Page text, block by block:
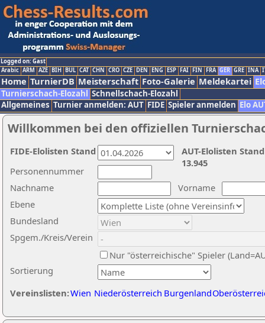
Logged on: Gast
Arabic ARM AZE BIH BUL CAT CHN CRO CZE DEN ENG ESP FAI FIN FRA GER GRE INA
Home TurnierDB Meisterschaft Foto-Galerie Meldekartei
Turnierschach-Elozahl Schnellschach-Elozahl
Allgemeines Turnier anmelden: AUT FIDE Spieler anmelden Elo
Willkommen bei den offiziellen
Nachname
Vorname
Ebene
Sortierung
Personennummer
Bundesland
Spgem./Kreis/Verein
Nur "österreichische" Spieler
Vereinslisten:Wien Niederösterreich Burgenland
AUT-Elolisten
13.945
FIDE-Elolisten Stand